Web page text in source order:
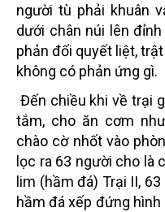
người tù phải khuân
dưới chân núi lên
phản đối quyết liệt,
không có phản ứng gì.
Đến chiều khi về trại
tắm, cho ăn cơm
chào cờ nhốt vào
lọc ra 63 người cho là
lim (hầm đá) Trại II,
hầm đá xếp đứng